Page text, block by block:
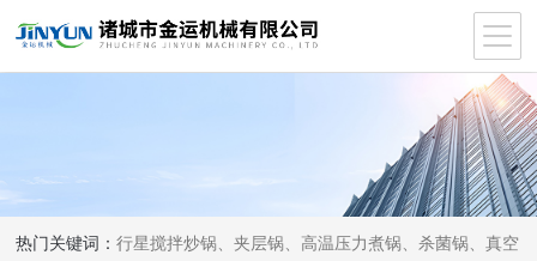
热门关键词：行星搅拌炒锅、夹层锅、高温压力煮锅、杀菌锅、真空